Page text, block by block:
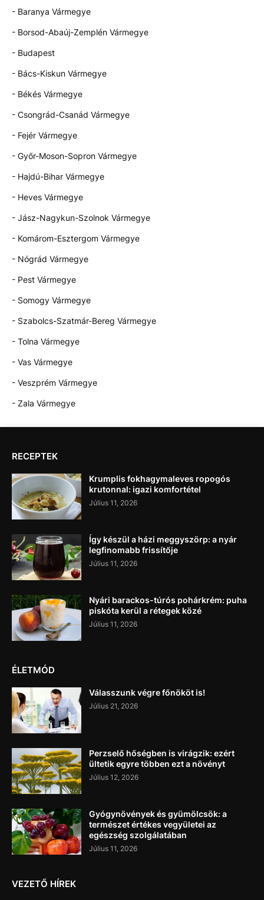
- Baranya Vármegye
- Borsod-Abaúj-Zemplén Vármegye
- Budapest
- Bács-Kiskun Vármegye
- Békés Vármegye
- Csongrád-Csanád Vármegye
- Fejér Vármegye
- Győr-Moson-Sopron Vármegye
- Hajdú-Bihar Vármegye
- Heves Vármegye
- Jász-Nagykun-Szolnok Vármegye
- Komárom-Esztergom Vármegye
- Nógrád Vármegye
- Pest Vármegye
- Somogy Vármegye
- Szabolcs-Szatmár-Bereg Vármegye
- Tolna Vármegye
- Vas Vármegye
- Veszprém Vármegye
- Zala Vármegye
RECEPTEK
Krumplis fokhagymaleves ropogós
krutonnal: igazi komfortétel
Július 11, 2026
Így készül a házi meggyszörp: a nyár
legfinomabb frissítője
Július 11, 2026
Nyári barackos-túrós pohárkrém: puha
piskóta kerül a rétegek közé
Július 11, 2026
ÉLETMÓD
Válasszunk végre főnököt is!
Július 21, 2026
Perzselő hőségben is virágzik: ezért
ültetik egyre többen ezt a növényt
Július 12, 2026
Gyógynövények és gyümölcsök: a
természet értékes vegyületei az
egészség szolgálatában
Július 11, 2026
VEZETŐ HÍREK